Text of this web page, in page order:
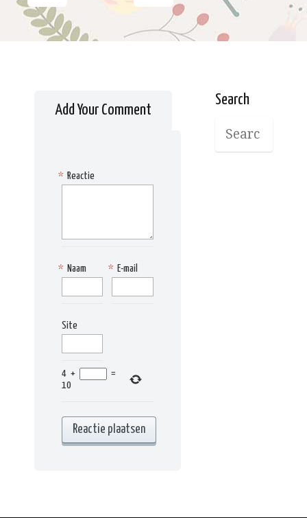
Add Your Comment
Reactie
*
Naam
* E-mail
*
Site
4 +
=
10
Search